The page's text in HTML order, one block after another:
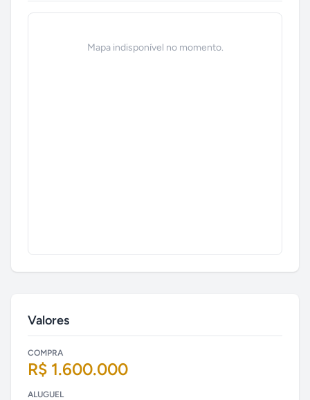
Mapa indisponível no momento.
Valores
COMPRA
R$ 1.600.000
ALUGUEL